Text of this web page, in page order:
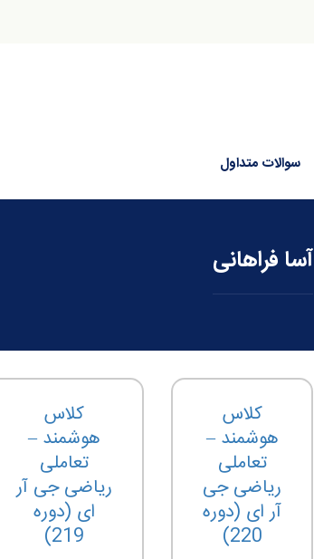
سوالات متداول
آسا فراهانی
کلاس
هوشمند –
تعاملی
ریاضی جی
آر ای (دوره
220)
کلاس
هوشمند –
تعاملی
ریاضی جی آر
ای (دوره
219)